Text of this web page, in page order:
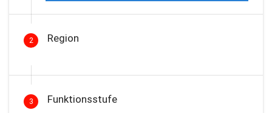
2 Region
3 Funktionsstufe